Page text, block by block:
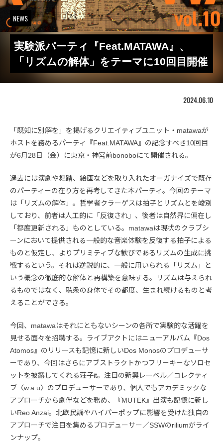
NEWS
実験派パーティ『Feat.MATAWA』、
「リズムの解体」をテーマに10回目開催
2024.06.10
「既知に別解を」を掲げるクリエイティブユニット・matawaが
ホストを務めるパーティ『Feat.MATAWA』の記念すべき10回目
が6月28日（金）に東京・神宮前bonoboにて開催される。
過去には演劇や舞踏、絵画などを取り入れたオーガナイズで既存
のパーティーの在り方を再考してきた本パーティ。今回のテーマ
は「リズムの解体」。哲学者クラーゲスは拍子とリズムとを峻別
しており、前者は人工的に「反復され」、後者は自然界に偏在し
「都度更新される」ものとしている。matawaは現状のクラブシ
ーンにおいて提供される一般的な音楽体験を反復する拍子による
ものと仮定し、よりプリミティブな歓びであるリズムの生成に挑
戦するという。それは逆説的に、一般に用いられる「リズム」と
いう概念の徹底的な解体と再構築を意味する。リズムは与えられ
るものではなく、聴衆の身体でその都度、生まれ続けるものと考
えることができる。
今回、matawaはそれにともないシーンの各所で実験的な活躍を
見せる面々を招聘する。ライブアクトにはニューアルバム『Dos
Atomos』のリリースも記憶に新しいDos Monosのプロデューサ
ーであり、今回はさらにアブストラクトかつフリーキーなソロセ
ットを披露してくれる荘子it。注目の新興レーベル／コレクティ
ブ〈w.a.u〉のプロデューサーであり、個人でもアカデミックな
アプローチから劇伴などを務め、『MUTEK』出演も記憶に新し
いReo Anzai。北欧民謡やハイパーポップに影響を受けた独自の
アプローチで注目を集めるプロデューサー／SSWのriliumがライ
ンナップ。